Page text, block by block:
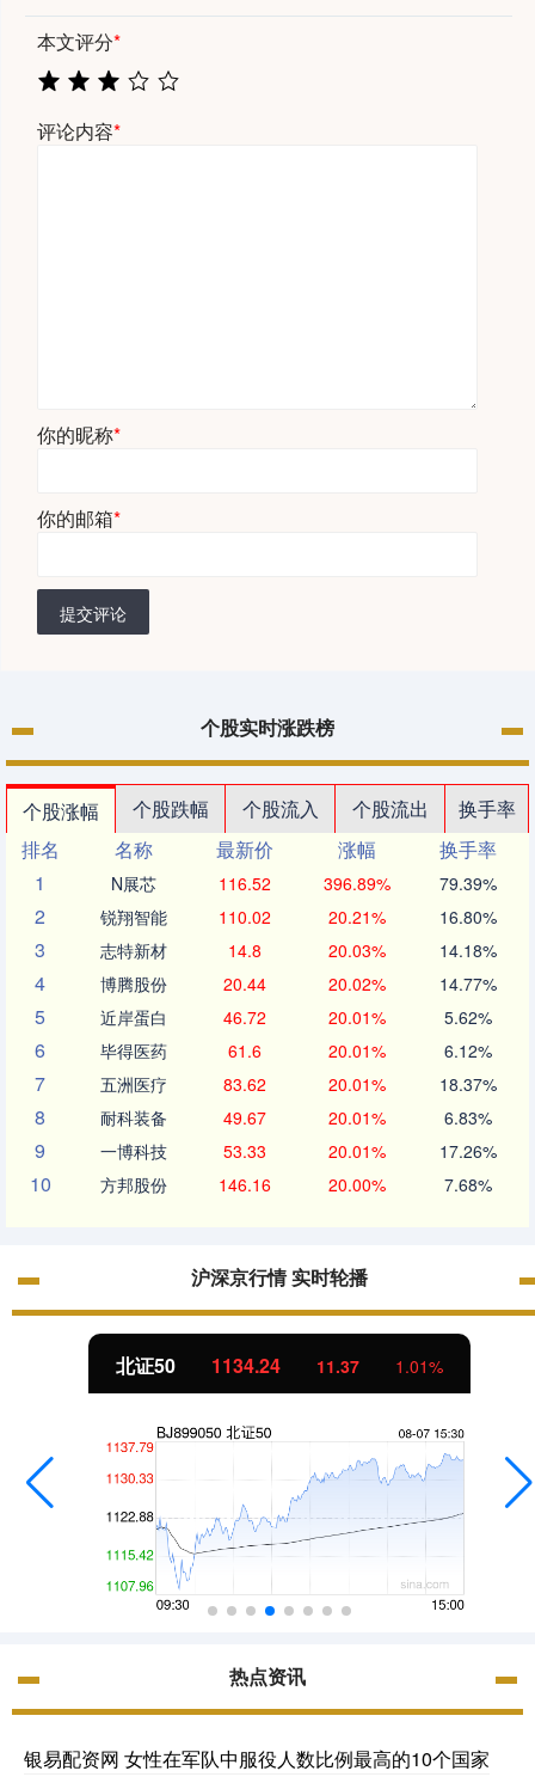
本文评分*
评论内容*
你的昵称*
你的邮箱*
提交评论
个股实时涨跌榜
个股涨幅 个股跌幅 个股流入 个股流出
换手率
排名
名称 最新价 涨幅
换手率
1
N展芯 116.52 396.89% 79.39%
2 锐翔智能 110.02 20.21% 16.80%
3 志特新材 14.8 20.03% 14.18%
4 博腾股份 20.44 20.02% 14.77%
5 近岸蛋白 46.72 20.01% 5.62%
6 毕得医药 61.6 20.01% 6.12%
7 五洲医疗 83.62 20.01% 18.37%
8 耐科装备 49.67 20.01% 6.83%
9 一博科技 53.33 20.01% 17.26%
10 方邦股份 146.16 20.00% 7.68%
沪深京行情 实时轮播
北证50 1134.24 11.37 1.01%
热点资讯
银易配资网 女性在军队中服役人数比例最高的10个国家